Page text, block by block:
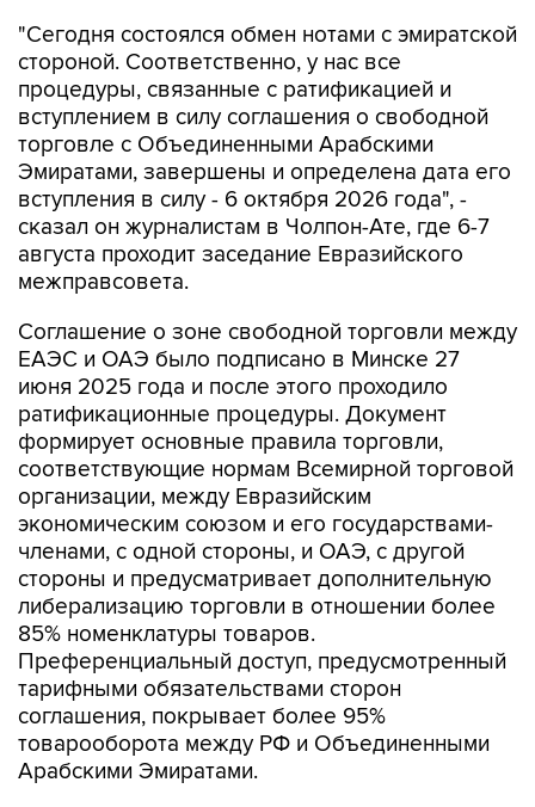
"Сегодня состоялся обмен нотами с эмиратской
стороной. Соответственно, у нас все
процедуры, связанные с ратификацией и
вступлением в силу соглашения о свободной
торговле с Объединенными Арабскими
Эмиратами, завершены и определена дата его
вступления в силу - 6 октября 2026 года", -
сказал он журналистам в Чолпон-Ате, где 6-7
августа проходит заседание Евразийского
межправсовета.
Соглашение о зоне свободной торговли между
ЕАЭС и ОАЭ было подписано в Минске 27
июня 2025 года и после этого проходило
ратификационные процедуры. Документ
формирует основные правила торговли,
соответствующие нормам Всемирной торговой
организации, между Евразийским
экономическим союзом и его государствами-
членами, с одной стороны, и ОАЭ, с другой
стороны и предусматривает дополнительную
либерализацию торговли в отношении более
85% номенклатуры товаров.
Преференциальный доступ, предусмотренный
тарифными обязательствами сторон
соглашения, покрывает более 95%
товарооборота между РФ и Объединенными
Арабскими Эмиратами.